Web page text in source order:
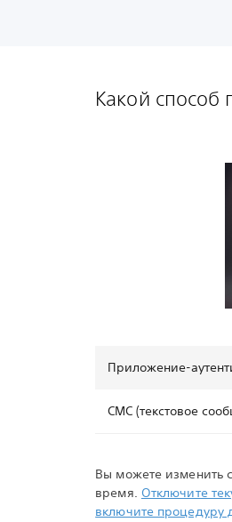
Какой способ
Приложение-
СМС (текстовое
Вы можете изменить
время. Отключите
включите процедуру